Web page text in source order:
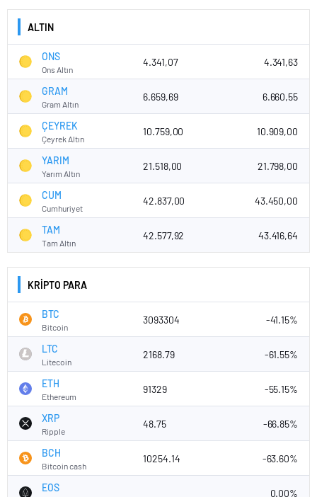
ALTIN
ONS
Ons Altın
4.341,07 4.341,63
GRAM
Gram Altın
6.659,69 6.660,55
ÇEYREK
Çeyrek Altın
10.759,00 10.909,00
YARIM
Yarım Altın
21.518,00 21.798,00
CUM
Cumhuriyet
42.837,00 43.450,00
TAM
Tam Altın
42.577,92 43.416,64
KRİPTO PARA
BTC
Bitcoin
3093304 -41.15%
LTC
Litecoin
2168.79 -61.55%
ETH
Ethereum
91329 -55.15%
XRP
Ripple
48.75 -66.85%
BCH
Bitcoin cash
10254.14 -63.60%
EOS 0.00%